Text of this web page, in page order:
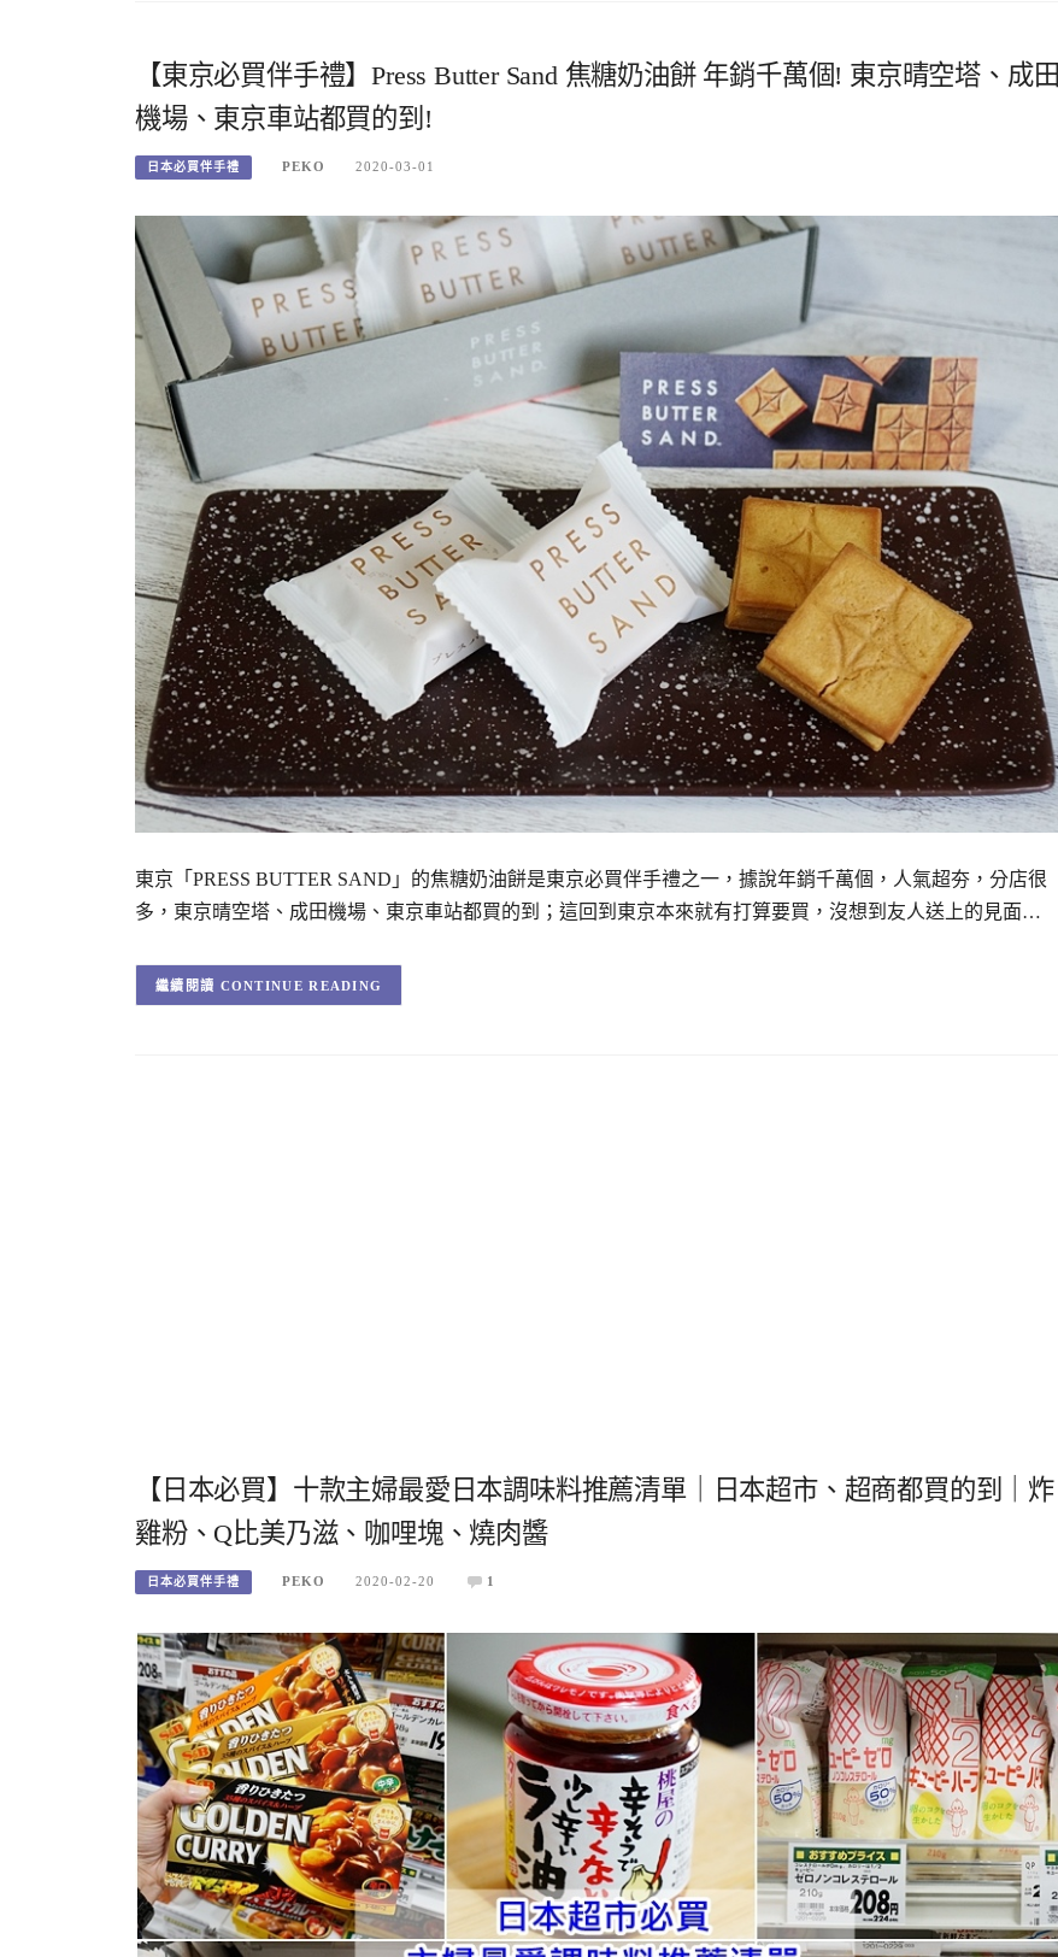
【東京必買伴手禮】Press Butter Sand 焦糖奶油餅 年銷千萬個! 東京晴空塔、成田
機場、東京車站都買的到!
日本必買伴手禮 PEKO 2020-03-01
東京「PRESS BUTTER SAND」的焦糖奶油餅是東京必買伴手禮之一，據說年銷千萬個，人氣超夯，分店很
多，東京晴空塔、成田機場、東京車站都買的到；這回到東京本來就有打算要買，沒想到友人送上的見面…
CONTINUE READING
【日本必買】十款主婦最愛日本調味料推薦清單｜日本超市、超商都買的到｜炸
雞粉、Q比美乃滋、咖哩塊、燒肉醬
日本必買伴手禮 PEKO 2020-02-20 1